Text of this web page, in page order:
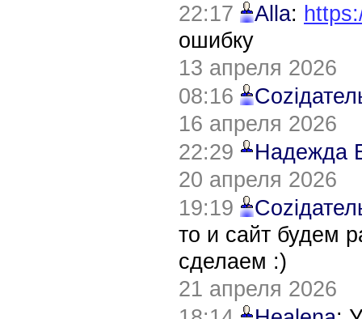
22:17
Alla:
ошибку
13 апреля 2026
08:16
16 апреля 2026
22:29
Надежда
20 апреля 2026
19:19
то и сайт будем
сделаем :)
21 апреля 2026